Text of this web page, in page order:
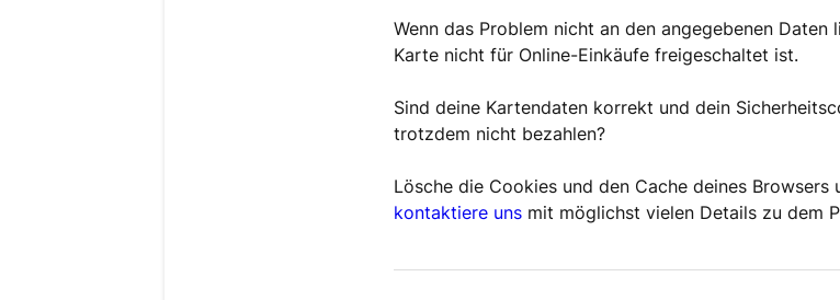
Wenn das Problem nicht an den angegebenen Daten
Karte nicht für Online-Einkäufe freigeschaltet ist.
Sind deine Kartendaten korrekt und dein
trotzdem nicht bezahlen?
Lösche die Cookies und den Cache deines Browsers
kontaktiere uns mit möglichst vielen Details zu dem